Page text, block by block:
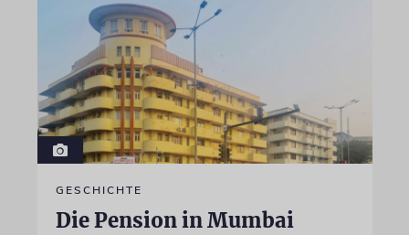
GESCHICHTE
Die Pension in Mumbai